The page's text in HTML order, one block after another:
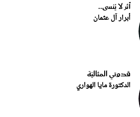
أثر لا يُنسى..
أبرار آل عثمان
قدوتي المثاليّة
الدكتورة مايا الهواري